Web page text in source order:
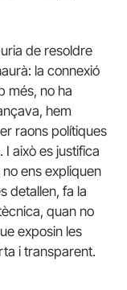
de resoldre
la connexió
més, no ha
hem
raons polítiques
això es justifica
ens expliquen
detallen, fa la
quan no
exposin les
i transparent.